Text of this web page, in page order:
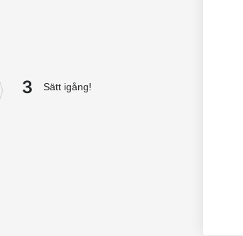
3 Sätt igång!